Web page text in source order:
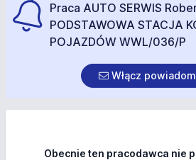
Praca AUTO SERWIS
PODSTAWOWA STACJA
POJAZDÓW WWL/036/P
Włącz
Obecnie ten pracodawca nie